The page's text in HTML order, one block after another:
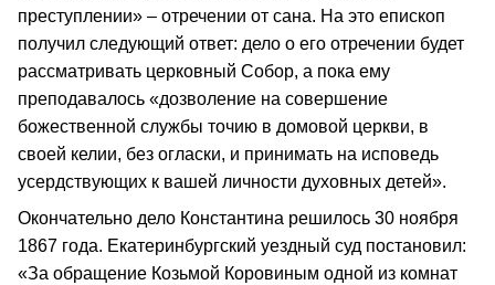
преступлении» – отречении от сана. На это епископ
получил следующий ответ: дело о его отречении будет
рассматривать церковный Собор, а пока ему
преподавалось «дозволение на совершение
божественной службы точию в домовой церкви, в
своей келии, без огласки, и принимать на исповедь
усердствующих к вашей личности духовных детей».
Окончательно дело Константина решилось 30 ноября
1867 года. Екатеринбургский уездный суд постановил:
«За обращение Козьмой Коровиным одной из комнат